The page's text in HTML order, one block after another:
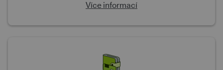
Více informací